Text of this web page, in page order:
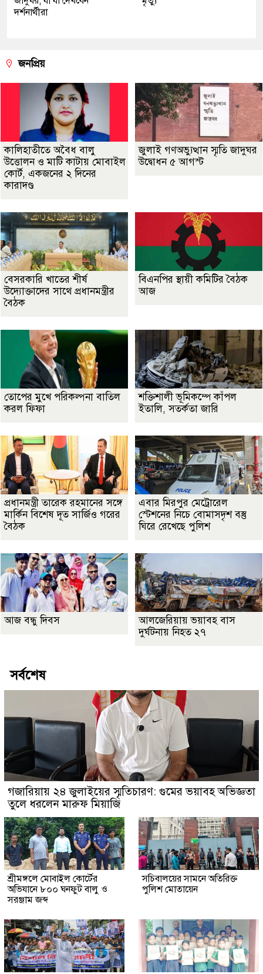
দর্শনার্থীরা
জনপ্রিয়
কালিহাতীতে অবৈধ বালু
উত্তোলন ও মাটি কাটায় মোবাইল
কোর্ট, একজনের ২ দিনের
কারাদণ্ড
জুলাই গণঅভ্যুত্থান স্মৃতি জাদুঘর
উদ্বোধন ৫ আগস্ট
বেসরকারি খাতের শীর্ষ
উদ্যোক্তাদের সাথে প্রধানমন্ত্রীর
বৈঠক
বিএনপির স্থায়ী কমিটির বৈঠক
আজ
তোপের মুখে পরিকল্পনা বাতিল
করল ফিফা
শক্তিশালী ভূমিকম্পে কাঁপল
ইতালি, সতর্কতা জারি
প্রধানমন্ত্রী তারেক রহমানের সঙ্গে
মার্কিন বিশেষ দূত সার্জিও গরের
বৈঠক
এবার মিরপুর মেট্রোরেল
স্টেশনের নিচে বোমাসদৃশ বস্তু
ঘিরে রেখেছে পুলিশ
আজ বন্ধু দিবস
আলজেরিয়ায় ভয়াবহ বাস
দুর্ঘটনায় নিহত ২৭
সর্বশেষ
গজারিয়ায় ২৪ জুলাইয়ের স্মৃতিচারণ: গুমের ভয়াবহ অভিজ্ঞতা
তুলে ধরলেন মারুফ মিয়াজি
শ্রীমঙ্গলে মোবাইল কোর্টের
অভিযানে ৮০০ ঘনফুট বালু ও
সরঞ্জাম জব্দ
সচিবালয়ের সামনে অতিরিক্ত
পুলিশ মোতায়েন